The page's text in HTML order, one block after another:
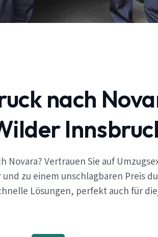
nach
Novara? Vertrauen Sie auf
zu einem unschlagbaren Preis
Lösungen, perfekt auch für